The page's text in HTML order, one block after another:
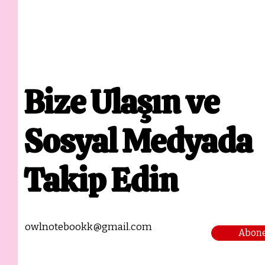
Bize Ulaşın ve
Sosyal Medyada
Takip Edin
owlnotebookk@gmail.com